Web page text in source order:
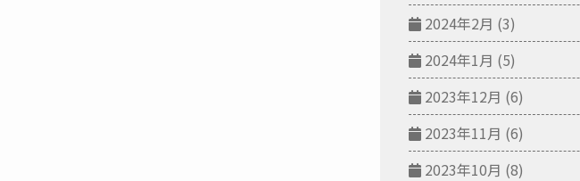
2024年2月 (3)
2024年1月 (5)
2023年12月 (6)
2023年11月 (6)
2023年10月 (8)